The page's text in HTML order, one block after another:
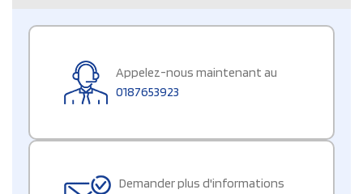
Appelez-nous maintenant au
0187653923
Demander plus d'informations